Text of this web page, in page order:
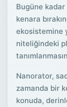
Bugüne kadar
kenara
ekosistemine
niteliğindeki
Nanorator,
zamanda bir
konuda,